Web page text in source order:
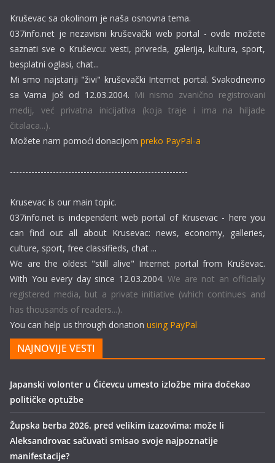
Kruševac sa okolinom je naša osnovna tema.
037info.net je nezavisni kruševački web portal - ovde možete
saznati sve o Kruševcu: vesti, privreda, galerija, kultura, sport,
besplatni oglasi, chat...
Mi smo najstariji "živi" kruševački Internet portal. Svakodnevno
sa Vama još od 12.03.2004. Mi nismo zvanično registrovani
medij, već privatna inicijativa (koja traje i ima na hiljade
čitalaca...).
Možete nam pomoći donacijom preko PayPal-a
----------------------------------------------------------
Krusevac is our main topic.
037info.net is independent web portal of Krusevac - here you
can find out all about Krusevac: news, economy, galleries,
culture, sport, free classifieds, chat ...
We are the oldest "still alive" Internet portal from Kruševac.
With You every day since 12.03.2004. We are not an officially
registered media, but a private initiative (which continues and
has thousands of readers...).
You can help us through donation using PayPal
NAJNOVIJE VESTI
Japanski volonter u Ćićevcu umesto izložbe mira dočekao
političke optužbe
Župska berba 2026. pred velikim izazovima: može li
Aleksandrovac sačuvati smisao svoje najpoznatije
manifestacije?